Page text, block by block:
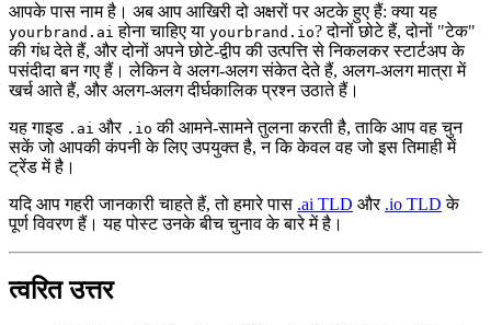
आपके पास नाम है। अब आप आखिरी दो अक्षरों पर अटके हुए हैं: क्या यह
yourbrand.ai होना चाहिए या yourbrand.io? दोनों छोटे हैं, दोनों "टेक"
की गंध देते हैं, और दोनों अपने छोटे-द्वीप की उत्पत्ति से निकलकर स्टार्टअप के
पसंदीदा बन गए हैं। लेकिन वे अलग-अलग संकेत देते हैं, अलग-अलग मात्रा में
खर्च आते हैं, और अलग-अलग दीर्घकालिक प्रश्न उठाते हैं।
यह गाइड .ai और .io की आमने-सामने तुलना करती है, ताकि आप वह चुन
सकें जो आपकी कंपनी के लिए उपयुक्त है, न कि केवल वह जो इस तिमाही में
ट्रेंड में है।
यदि आप गहरी जानकारी चाहते हैं, तो हमारे पास .ai TLD और .io TLD के
पूर्ण विवरण हैं। यह पोस्ट उनके बीच चुनाव के बारे में है।
त्वरित उत्तर